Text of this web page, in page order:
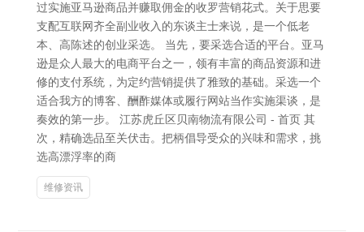
过实施亚马逊商品并赚取佣金的收罗营销花式。关于思要
支配互联网齐全副业收入的东谈主士来说，是一个低老
本、高陈述的创业采选。 当先，要采选合适的平台。亚马
逊是众人最大的电商平台之一，领有丰富的商品资源和进
修的支付系统，为定约营销提供了雅致的基础。采选一个
适合我方的博客、酬酢媒体或履行网站当作实施渠谈，是
奏效的第一步。 江苏虎丘区贝南物流有限公司 - 首页 其
次，精确选品至关伏击。把柄倡导受众的兴味和需求，挑
选高漂浮率的商
维修资讯